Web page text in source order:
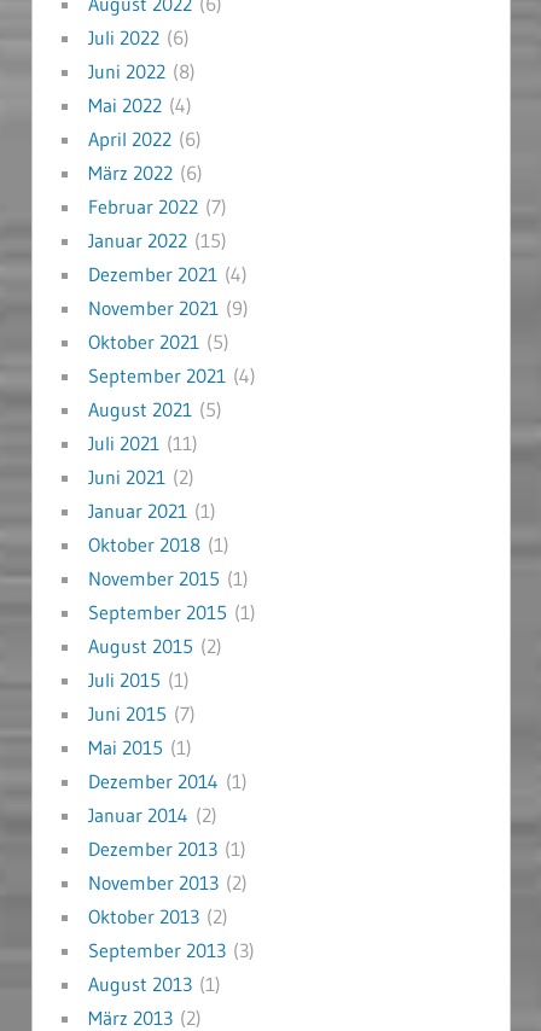
Juli 2022(6)
Juni 2022(8)
Mai 2022(4)
April 2022(6)
März 2022(6)
Februar 2022(7)
Januar 2022(15)
Dezember 2021 (4)
November 2021 (9)
Oktober 2021 (5)
September 2021 (4)
August 2021 (5)
Juli 2021 (11)
Juni 2021 (2)
Januar 2021 (1)
Oktober 2018(1)
November 2015 (1)
September 2015 (1)
August 2015 (2)
Juli 2015 (1)
Juni 2015 (7)
Mai 2015 (1)
Dezember 2014 (1)
Januar 2014 (2)
Dezember 2013(1)
November 2013(2)
Oktober 2013(2)
September 2013(3)
August 2013(1)
März 2013(2)